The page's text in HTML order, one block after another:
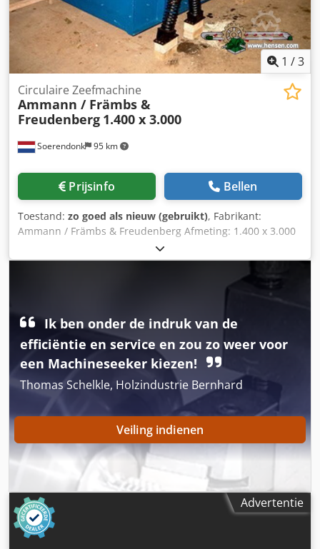
1 /3
Soerendonk 95 km
Circulaire Zeefmachine
Ammann / Främbs &
Freudenberg 1.400 x 3.000
Prijsinfo Bellen
Toestand: zo goed als nieuw (gebruikt), Fabrikant:
Ammann / Främbs & Freudenberg Afmeting: 1.400 x 3.000
Csdpfx Asg Snutshcjha Inclusief: – Aandrijving – Aandrijfas
– Veerelementen Zeefmachine is gereviseerd,
Ik ben onder de indruk van de
efficiëntie en service en zou zo weer voor
een Machineseeker kiezen!
Thomas Schelkle, Holzindustrie Bernhard
Veiling indienen
Advertentie